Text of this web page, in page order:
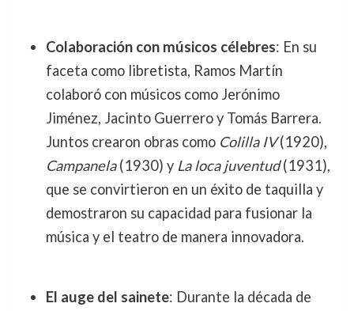
Colaboración con músicos célebres: En su
faceta como libretista, Ramos Martín
colaboró con músicos como Jerónimo
Jiménez, Jacinto Guerrero y Tomás Barrera.
Juntos crearon obras como Colilla IV(1920),
Campanela(1930) y La loca juventud(1931),
que se convirtieron en un éxito de taquilla y
demostraron su capacidad para fusionar la
música y el teatro de manera innovadora.
El auge del sainete: Durante la década de